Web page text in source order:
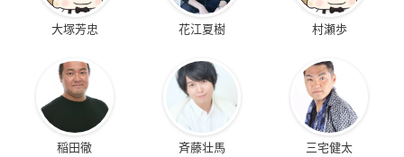
大塚芳忠 花江夏樹 村瀬歩
稲田徹 斉藤壮馬 三宅健太